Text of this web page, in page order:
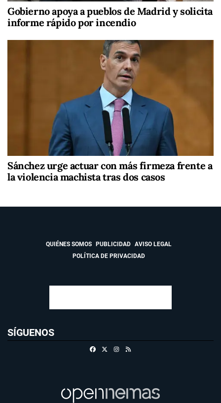
Gobierno apoya a pueblos de Madrid y solicita
informe rápido por incendio
Sánchez urge actuar con más firmeza frente a
la violencia machista tras dos casos
QUIÉNES SOMOS PUBLICIDAD
AVISO LEGAL
POLÍTICA DE PRIVACIDAD
SÍGUENOS
FacebookInstagram